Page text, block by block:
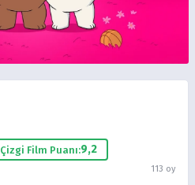
Çizgi Film Puanı:9,2
113 oy